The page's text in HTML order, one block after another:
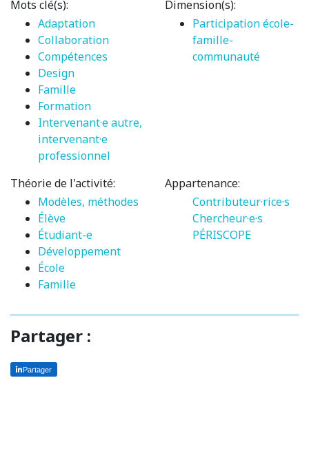
Mots clé(s):
Adaptation
Collaboration
Compétences
Design
Famille
Formation
Intervenant·e autre,
intervenant·e
professionnel
Dimension(s):
Participation école-
famille-
communauté
Théorie de l'activité:
Modèles, méthodes
Élève
Étudiant-e
Développement
École
Famille
Appartenance:
Contributeur·rice·s
Chercheur·e·s
PÉRISCOPE
Partager :
Partager